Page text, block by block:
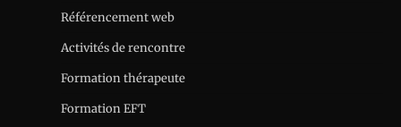
Référencement web
Activités de rencontre
Formation thérapeute
Formation EFT